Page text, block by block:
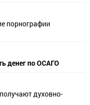
порнографии
денег по ОСАГО
духовно-